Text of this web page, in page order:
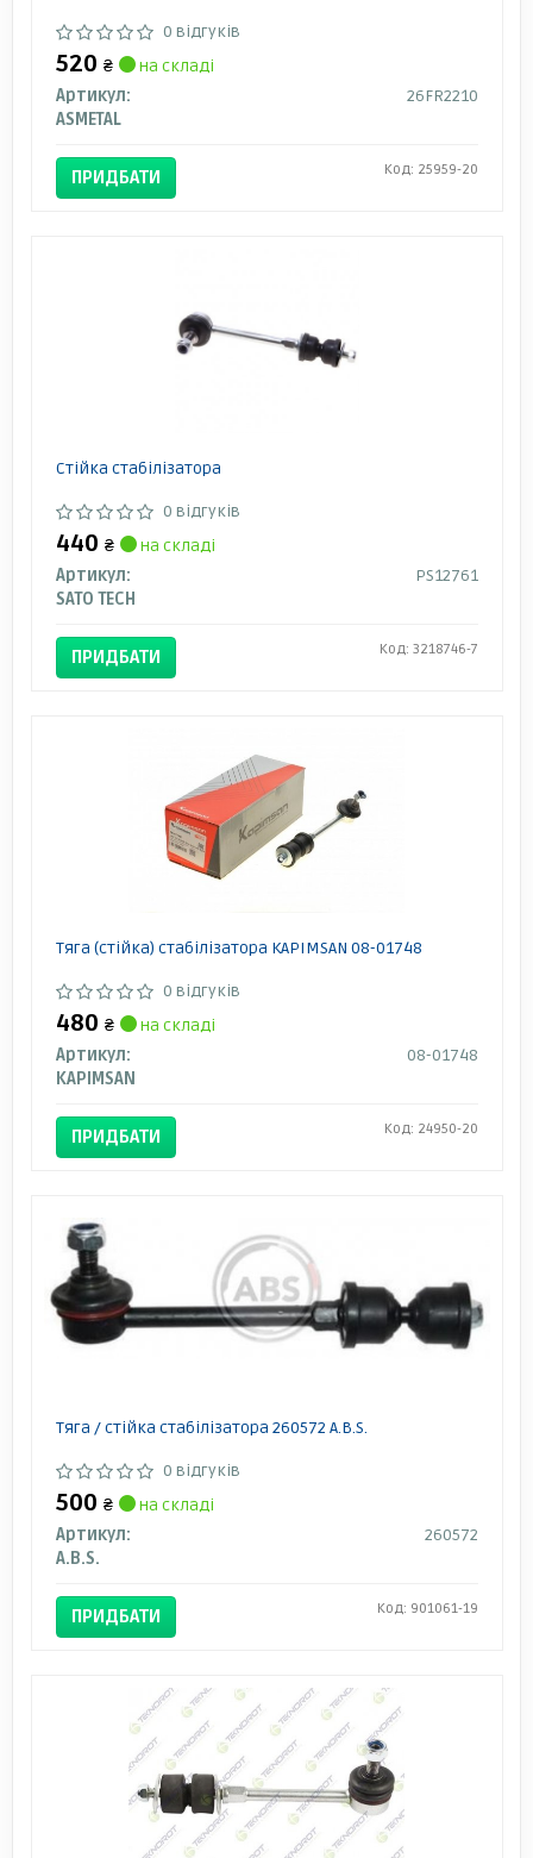
0 відгуків
520 ₴
на складі
Артикул:
26FR2210
ASMETAL
ПРИДБАТИ Код: 25959-20
Стійка стабілізатора
0 відгуків
440 ₴
на складі
Артикул:
PS12761
SATO TECH
ПРИДБАТИ Код: 3218746-7
Тяга (стійка) стабілізатора KAPIMSAN 08-01748
0 відгуків
480 ₴
на складі
Артикул:
08-01748
KAPIMSAN
ПРИДБАТИ Код: 24950-20
Тяга / стійка стабілізатора 260572 A.B.S.
0 відгуків
500 ₴
на складі
Артикул:
260572
A.B.S.
ПРИДБАТИ Код: 901061-19